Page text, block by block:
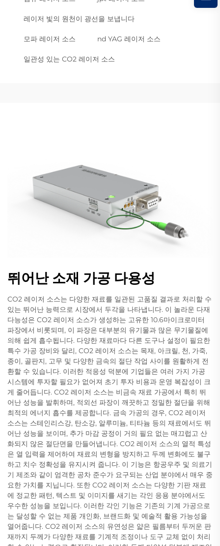
레이저 빛의 원천이 광선을 보냅니다
모파 레이저 소스 nd YAG 레이저 소스
일관성 있는 CO2 레이저 소스
뛰어난 소재 가공 다용성
CO2 레이저 소스는 다양한 재료를 일관된 고품질 결과로 처리할 수
있는 뛰어난 능력으로 시장에서 두각을 나타냅니다. 이 놀라운 다재
다능성은 CO2 레이저 소스가 생성하는 고유한 10.6마이크로미터
파장에서 비롯되며, 이 파장은 대부분의 유기물과 많은 무기물질에
의해 쉽게 흡수됩니다. 다양한 재료마다 다른 도구나 설정이 필요한
특수 가공 장비와 달리, CO2 레이저 소스는 목재, 아크릴, 천, 가죽,
종이, 골판지, 고무 및 다양한 금속의 절단 작업 사이를 원활하게 전
환할 수 있습니다. 이러한 적응성 덕분에 기업들은 여러 가지 가공
시스템에 투자할 필요가 없어져 초기 투자 비용과 운영 복잡성이 크
게 줄어듭니다. CO2 레이저 소스는 비금속 재료 가공에서 특히 뛰
어난 성능을 발휘하며, 적외선 파장이 깨끗하고 정밀한 절단을 위해
최적의 에너지 흡수를 제공합니다. 금속 가공의 경우, CO2 레이저
소스는 스테인리스강, 탄소강, 알루미늄, 티타늄 등의 재료에서도 뛰
어난 성능을 보이며, 추가 마감 공정이 거의 필요 없는 매끄럽고 산
화되지 않은 절단면을 만들어냅니다. CO2 레이저 소스의 열적 특성
은 열 입력을 제어하여 재료의 변형을 방지하고 두께 변화에도 불구
하고 치수 정확성을 유지시켜 줍니다. 이 기능은 항공우주 및 의료기
기 제조와 같이 엄격한 공차 준수가 요구되는 산업 분야에서 매우 중
요한 가치를 지닙니다. 또한 CO2 레이저 소스는 다양한 기판 재료
에 정교한 패턴, 텍스트 및 이미지를 새기는 각인 응용 분야에서도
우수한 성능을 보입니다. 이러한 각인 기능은 기존의 기계 가공으로
는 달성할 수 없는 제품 개인화, 브랜드화 및 예술적 활용 가능성을
열어줍니다. CO2 레이저 소스의 유연성은 얇은 필름부터 두꺼운 판
재까지 두께가 다양한 재료를 기계적 조정이나 도구 교체 없이 처리